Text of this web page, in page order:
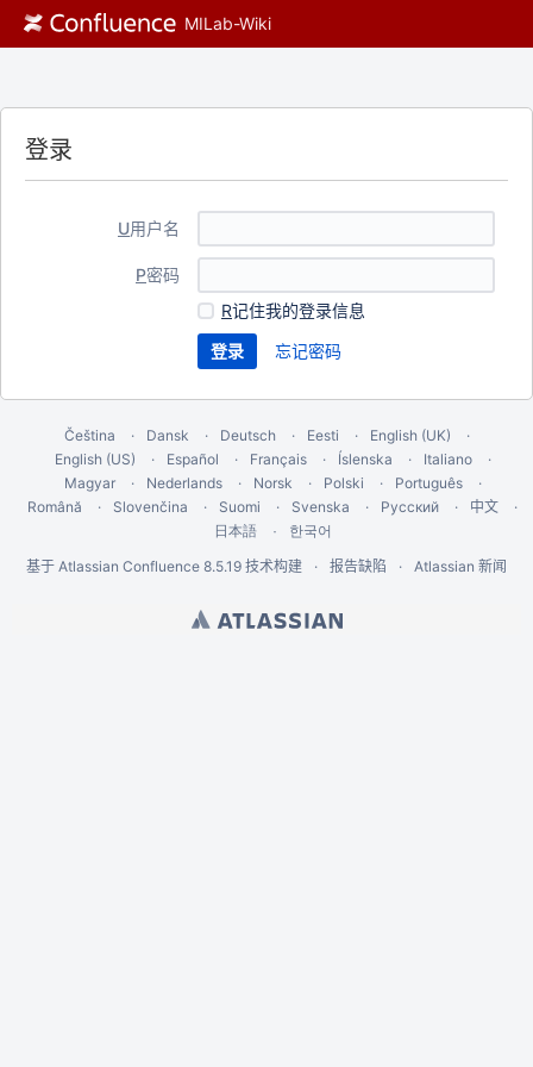
MILab-Wiki
登录
U用户名
P密码
R记住我的登录信息
忘记密码
Čeština Dansk Deutsch Eesti
English (UK)
English (US)
Español Français Íslenska
Italiano
Magyar
Nederlands Norsk Polski
Português
Română
Slovenčina Suomi Svenska Русский 中文
日本語
한국어
基于 Atlassian Confluence 8.5.19 技术构建 报告缺陷 Atlassian 新闻